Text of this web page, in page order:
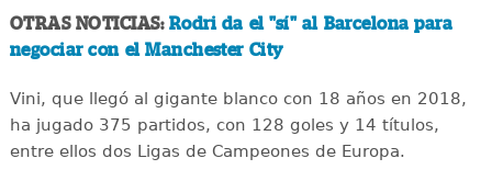
OTRAS NOTICIAS: Rodri da el "sí" al Barcelona para
negociar con el Manchester City
Vini, que llegó al gigante blanco con 18 años en 2018,
ha jugado 375 partidos, con 128 goles y 14 títulos,
entre ellos dos Ligas de Campeones de Europa.